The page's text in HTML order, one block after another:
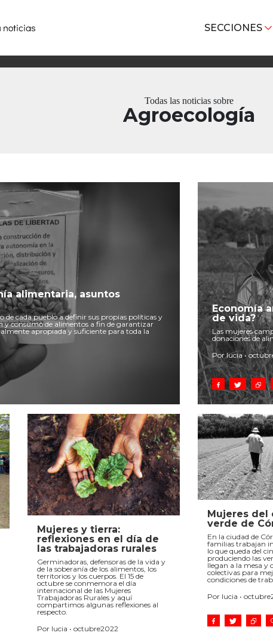
SECCIONES
Todas las noticias sobre
Agroecología
alimentaria, asuntos
de cada pueblo a definir sus propias políticas y
y consumo de alimentos a fin de garantizar
apropiada y suficiente para toda la
Economía
de vida?
Las mujeres
donaciones de
Por lucia •
Mujeres y tierra:
reflexiones en el día de
las trabajadoras rurales
Germinadoras, defensoras de la vida y
de la soberanía de los alimentos, los
territorios y los cuerpos. El 15 de
octubre se conmemora el día
internacional de las Mujeres
Trabajadoras Rurales y aquí
compartimos algunas reflexiones al
respecto.
Por lucia • octubre2022
Mujeres del
verde de
En la ciudad de
familias trabajan
lo que queda del
produciendo las
llegan a la mesa y
colectivas para
condiciones de
Por lucia •